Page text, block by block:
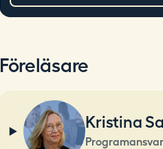
Föreläsare
Kristina